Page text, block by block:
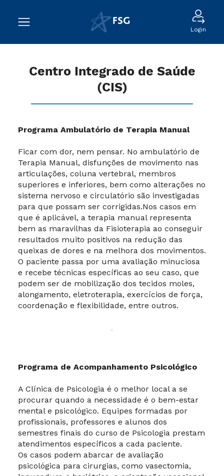
Login
Centro Integrado de Saúde
(CIS)
Programa Ambulatório de Terapia Manual
Ficar com dor, nem pensar. No ambulatório de
Terapia Manual, disfunções de movimento nas
articulações, coluna vertebral, membros
superiores e inferiores, bem como alterações no
sistema nervoso e circulatório são investigadas
para que possam ser corrigidas.Nos casos em
que é aplicável, a terapia manual representa
bem as maravilhas da Fisioterapia ao conseguir
resultados muito positivos na redução das
queixas de dores e na melhora dos movimentos.
O paciente passa por uma avaliação minuciosa
e recebe técnicas específicas ao seu caso, que
podem ser de mobilização dos tecidos moles,
alongamento, eletroterapia, exercícios de força,
coordenação e flexibilidade, entre outros.
Programa de Acompanhamento Psicológico
A Clínica de Psicologia é o melhor local a se
procurar quando a necessidade é o bem-estar
mental e psicológico. Equipes formadas por
profissionais, professores e alunos dos
semestres finais do curso de Psicologia prestam
atendimentos específicos a cada paciente.
Os casos podem abarcar de avaliação
psicológica para cirurgias, como vasectomia,